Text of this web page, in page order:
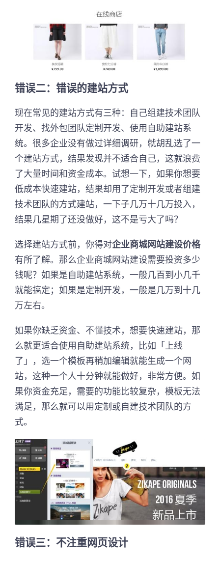
错误二：错误的建站方式
现在常见的建站方式有三种：自己组建技术团队
开发、找外包团队定制开发、使用自助建站系
统。很多企业没有做过详细调研，就胡乱选了一
个建站方式，结果发现并不适合自己，这就浪费
了大量时间和资金成本。试想一下，如果你想要
低成本快速建站，结果却用了定制开发或者组建
技术团队的方式建站，一下子几万十几万投入，
结果几星期了还没做好，这不是亏大了吗？
选择建站方式前，你得对企业商城网站建设价格
有所了解。那么企业商城网站建设需要投资多少
钱呢？如果是自助建站系统，一般几百到小几千
就能搞定；如果是定制开发，一般是几万到十几
万左右。
如果你缺乏资金、不懂技术，想要快速建站，那
么就更适合使用自助建站系统，比如「上线
了」，选一个模板再稍加编辑就能生成一个网
站，这种一个人十分钟就能做好，非常方便。如
果你资金充足，需要的功能比较复杂，模板无法
满足，那么就可以用定制或自建技术团队的方
式。
错误三：不注重网页设计